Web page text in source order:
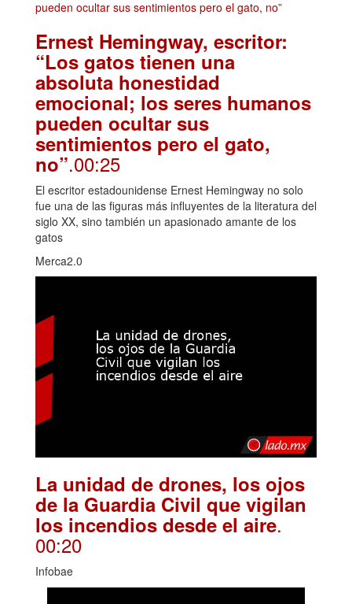
Ernest Hemingway, escritor:
“Los gatos tienen una
absoluta honestidad
emocional; los seres humanos
pueden ocultar sus
sentimientos pero el gato,
no”.00:25
El escritor estadounidense Ernest Hemingway no solo
fue una de las figuras más influyentes de la literatura del
siglo XX, sino también un apasionado amante de los
gatos
Merca2.0
La unidad de drones, los ojos
de la Guardia Civil que vigilan
los incendios desde el aire.
00:20
Infobae